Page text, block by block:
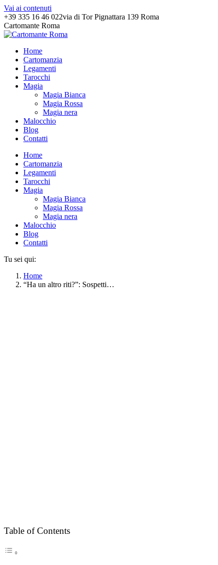
Vai ai contenuti
+39 335 16 46 022via di Tor Pignattara 139 Roma
Cartomante Roma
Home
Cartomanzia
Legamenti
Tarocchi
Magia
Magia Bianca
Magia Rossa
Magia nera
Malocchio
Blog
Contatti
Home
Cartomanzia
Legamenti
Tarocchi
Magia
Magia Bianca
Magia Rossa
Magia nera
Malocchio
Blog
Contatti
Tu sei qui:
Home
“Ha un altro riti?”: Sospetti…
Table of Contents